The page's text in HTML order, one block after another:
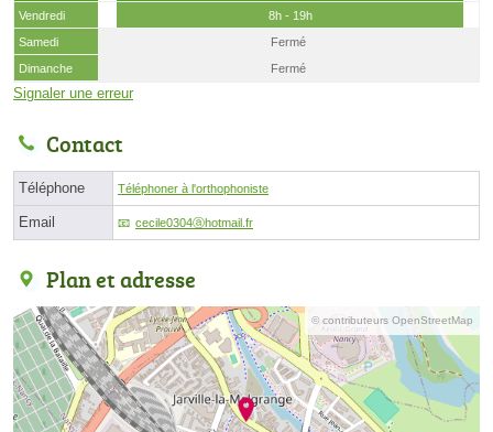
Vendredi
8h - 19h
Samedi
Fermé
Dimanche
Fermé
Signaler une erreur
Contact
Téléphone Téléphoner à l'orthophoniste
Email cecile0304ⓐhotmail.fr
Plan et adresse
© contributeurs OpenStreetMap